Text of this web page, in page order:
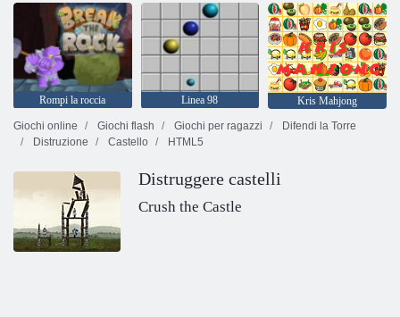
Rompi la roccia Linea 98
Kris Mahjong
Giochi online
Giochi flash Giochi per ragazzi
Difendi la Torre
Distruzione
Castello HTML5
Distruggere castelli
Crush the Castle